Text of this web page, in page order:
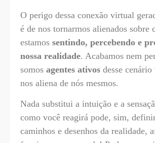
O perigo dessa conexão virtual
é de nos tornarmos alienados sobre
estamos sentindo, percebendo e
nossa realidade. Acabamos nem
somos agentes ativos desse
nos aliena de nós mesmos.
Nada substitui a intuição e a
como você reagirá pode, sim,
caminhos e desenhos da realidade,